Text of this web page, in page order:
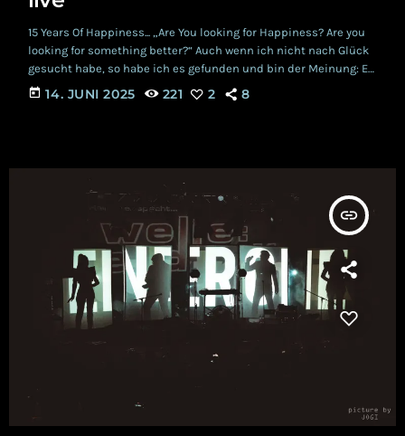
15 Years Of Happiness... „Are You looking for Happiness? Are you
looking for something better?“ Auch wenn ich nicht nach Glück
gesucht habe, so habe ich es gefunden und bin der Meinung: Es
gibt nichts Besseres. Am 21. sowie 23. Mai 2025 fanden die
ersten beiden Shows '15 Years Of Happiness' von HURTS statt.
today 14. JUNI 2025 221 2 8
insert_link